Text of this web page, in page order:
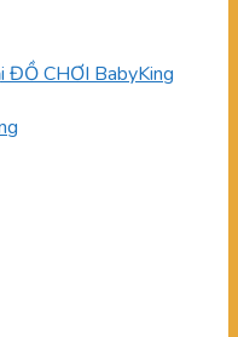
ĐỒ CHƠI BabyKing